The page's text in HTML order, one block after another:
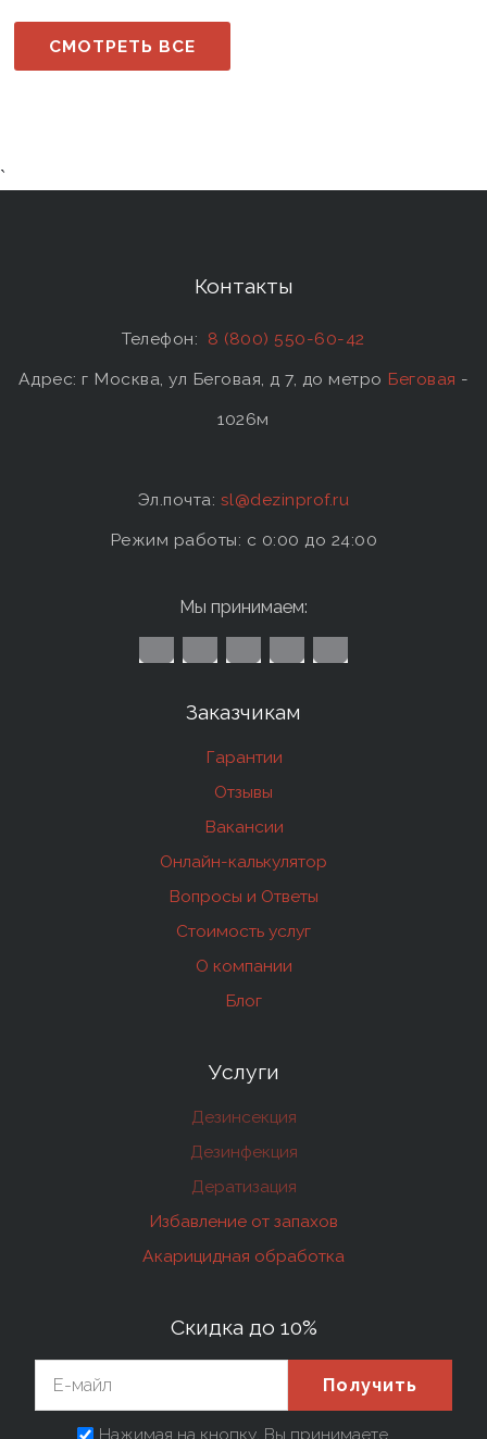
СМОТРЕТЬ ВСЕ
`
Контакты
Телефон: 8 (800) 550-60-42
Адрес: г Москва, ул Беговая, д 7, до метро Беговая -
1026м
Эл.почта: sl@dezinprof.ru
Режим работы: c 0:00 до 24:00
Мы принимаем:
Заказчикам
Гарантии
Отзывы
Вакансии
Онлайн-калькулятор
Вопросы и Ответы
Стоимость услуг
О компании
Блог
Услуги
Дезинсекция
Дезинфекция
Дератизация
Избавление от запахов
Акарицидная обработка
Скидка до 10%
Получить
Нажимая на кнопку, Вы принимаете